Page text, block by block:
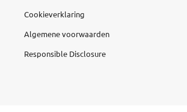
Cookieverklaring
Algemene voorwaarden
Responsible Disclosure